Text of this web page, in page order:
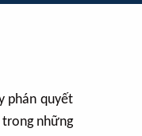
phán quyết
những